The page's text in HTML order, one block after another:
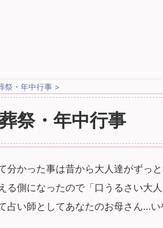
祭・年中行事 >
祭・年中行事
分かった事は昔から大人達がずっ
る側になったので「口うるさい大
占い師としてあなたのお母さん…